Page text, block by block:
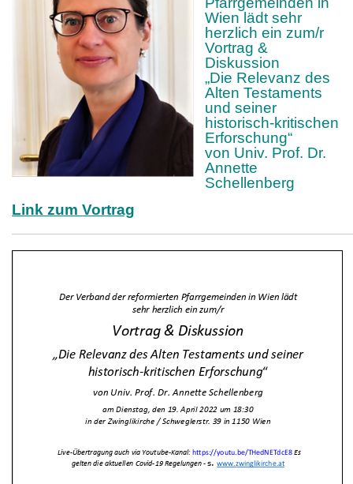
Wien lädt sehr
herzlich ein zum/r
Vortrag &
Diskussion
„Die Relevanz des
Alten Testaments
und seiner
historisch-kritischen
Erforschung“
von Univ. Prof. Dr.
Annette
Schellenberg
Link zum Vortrag